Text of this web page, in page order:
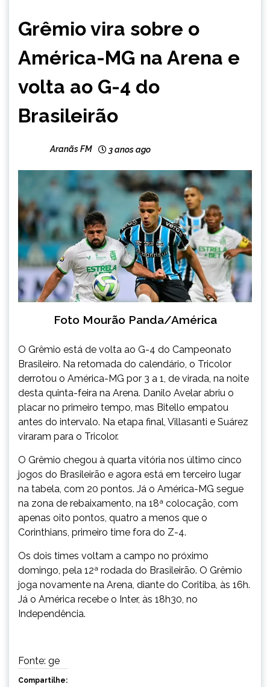
Grêmio vira sobre o
América-MG na Arena e
volta ao G-4 do
Brasileirão
Aranãs FM 3 anos ago
Foto Mourão Panda/América
O Grêmio está de volta ao G-4 do Campeonato
Brasileiro. Na retomada do calendário, o Tricolor
derrotou o América-MG por 3 a 1, de virada, na noite
desta quinta-feira na Arena. Danilo Avelar abriu o
placar no primeiro tempo, mas Bitello empatou
antes do intervalo. Na etapa final, Villasanti e Suárez
viraram para o Tricolor.
O Grêmio chegou à quarta vitória nos último cinco
jogos do Brasileirão e agora está em terceiro lugar
na tabela, com 20 pontos. Já o América-MG segue
na zona de rebaixamento, na 18ª colocação, com
apenas oito pontos, quatro a menos que o
Corinthians, primeiro time fora do Z-4.
Os dois times voltam a campo no próximo
domingo, pela 12ª rodada do Brasileirão. O Grêmio
joga novamente na Arena, diante do Coritiba, às 16h.
Já o América recebe o Inter, às 18h30, no
Independência.
Fonte: ge
Compartilhe: